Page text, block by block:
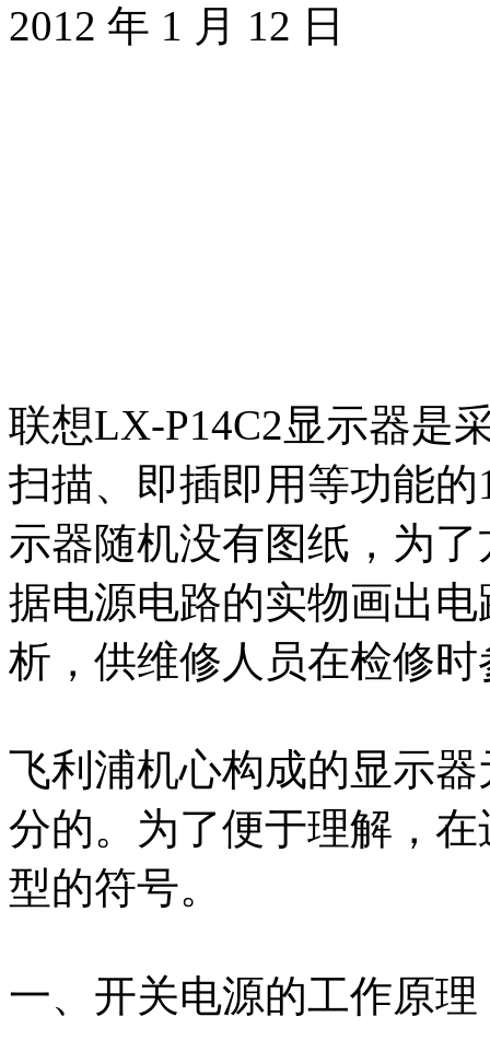
2012 年 1 月 12 日
联想LX-P14C2显示器是
扫描、即插即用等功能
示器随机没有图纸，为
据电源电路的实物画出
析，供维修人员在检修时
飞利浦机心构成的显示
分的。为了便于理解，
型的符号。
一、开关电源的工作原理